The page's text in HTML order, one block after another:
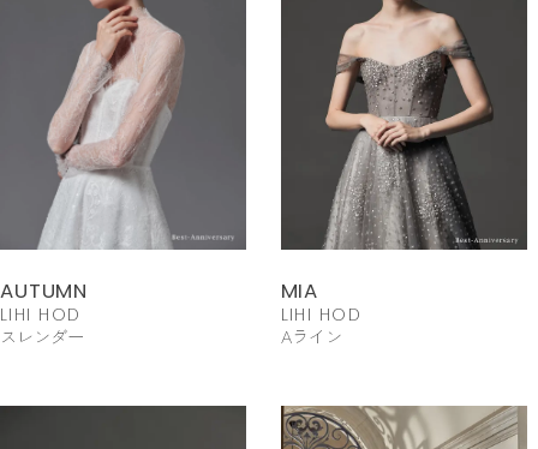
AUTUMN
LIHI HOD
スレンダー
MIA
LIHI HOD
Aライン